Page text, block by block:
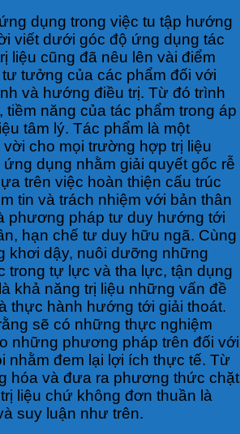
dụng trong việc tu tập hướng
viết dưới góc độ ứng dụng tác
liệu cũng đã nêu lên vài điểm
tưởng của các phẩm đối với
và hướng điều trị. Từ đó trình
tiềm năng của tác phẩm trong áp
tâm lý. Tác phẩm là một
cho mọi trường hợp trị liệu
dụng nhằm giải quyết gốc rễ
trên việc hoàn thiện cấu trúc
tin và trách nhiệm với bản thân
phương pháp tư duy hướng tới
hạn chế tư duy hữu ngã. Cùng
khơi dậy, nuôi dưỡng những
trong tự lực và tha lực, tận dụng
khả năng trị liệu những vấn đề
thực hành hướng tới giải thoát.
sẽ có những thực nghiệm
những phương pháp trên đối với
nhằm đem lại lợi ích thực tế. Từ
hóa và đưa ra phương thức chặt
liệu chứ không đơn thuần là
suy luận như trên.